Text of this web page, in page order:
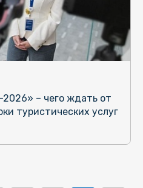
– чего ждать от
туристических услуг